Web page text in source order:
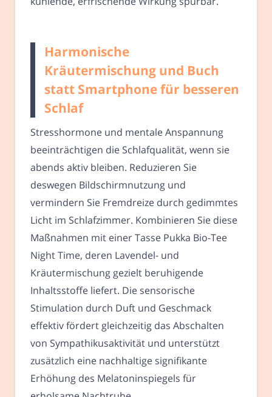
Harmonische
Kräutermischung und Buch
statt Smartphone für besseren
Schlaf
Stresshormone und mentale Anspannung
beeinträchtigen die Schlafqualität, wenn sie
abends aktiv bleiben. Reduzieren Sie
deswegen Bildschirmnutzung und
vermindern Sie Fremdreize durch gedimmtes
Licht im Schlafzimmer. Kombinieren Sie diese
Maßnahmen mit einer Tasse Pukka Bio-Tee
Night Time, deren Lavendel- und
Kräutermischung gezielt beruhigende
Inhaltsstoffe liefert. Die sensorische
Stimulation durch Duft und Geschmack
effektiv fördert gleichzeitig das Abschalten
von Sympathikusaktivität und unterstützt
zusätzlich eine nachhaltige signifikante
Erhöhung des Melatoninspiegels für